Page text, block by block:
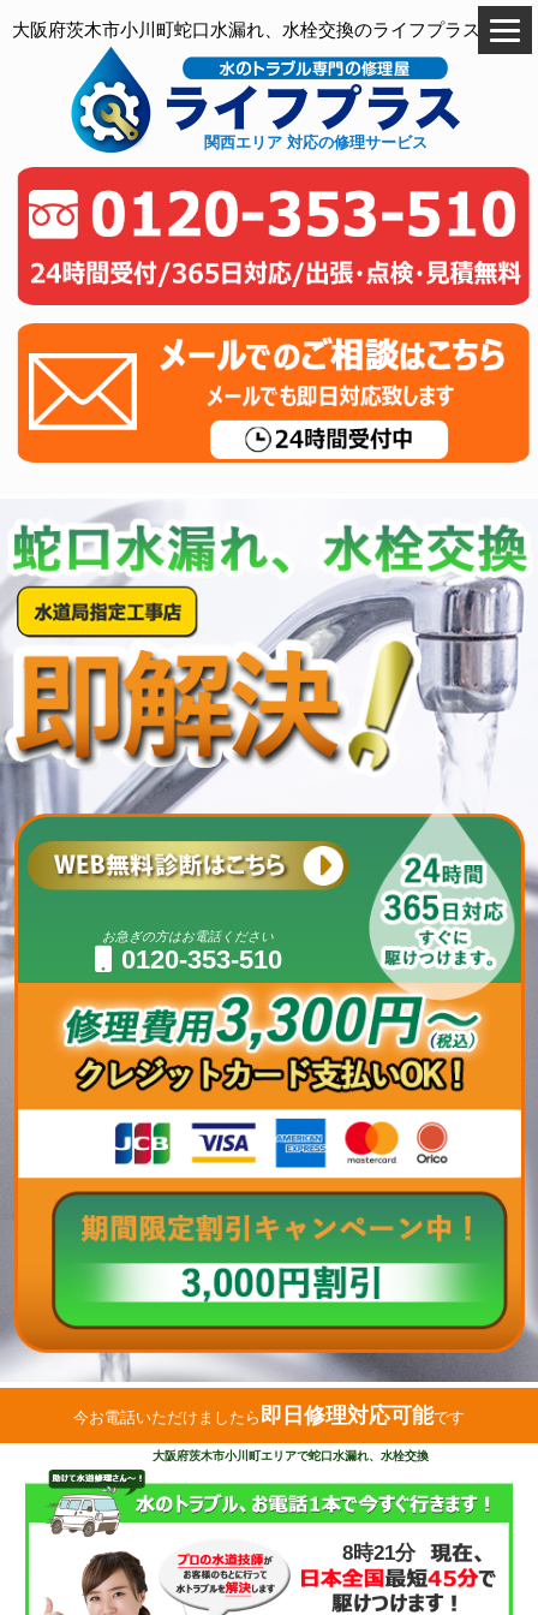
大阪府茨木市小川町蛇口水漏れ、水栓交換のライフプラス
関西エリア 対応の修理サービス
お急ぎの方はお電話ください
0120-353-510
今お電話いただけましたら 即日修理対応可能です
大阪府茨木市小川町エリアで蛇口水漏れ、水栓交換
8時21分